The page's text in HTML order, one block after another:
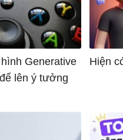
Generative
lên ý tưởng
Hiện